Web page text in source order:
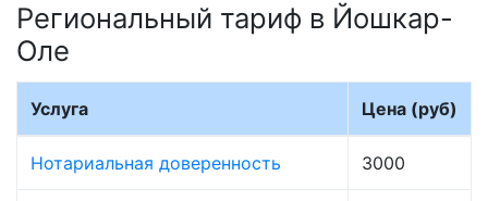
Региональный тариф в Йошкар-
Оле
Услуга Цена (руб)
Нотариальная доверенность 3000